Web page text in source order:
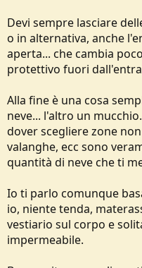
Devi sempre lasciare
o in alternativa, anche
aperta... che cambia
protettivo fuori
Alla fine è una cosa
neve... l'altro un
dover scegliere zone
valanghe, ecc sono
quantità di neve che ti
Io ti parlo comunque
io, niente tenda,
vestiario sul corpo e
impermeabile.